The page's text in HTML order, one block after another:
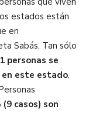
estados están
en
Sabás. Tan sólo
personas se
en este estado,
(9 casos) son